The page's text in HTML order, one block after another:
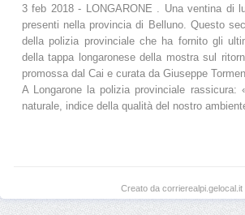
3 feb 2018 - LONGARONE . Una ventina di
presenti nella provincia di Belluno. Questo
della polizia provinciale che ha fornito gli
della tappa longaronese della mostra sul
promossa dal Cai e curata da Giuseppe Tormen.
A Longarone la polizia provinciale
naturale, indice della qualità del nostro
Creato da corrierealpi.gelocal.it